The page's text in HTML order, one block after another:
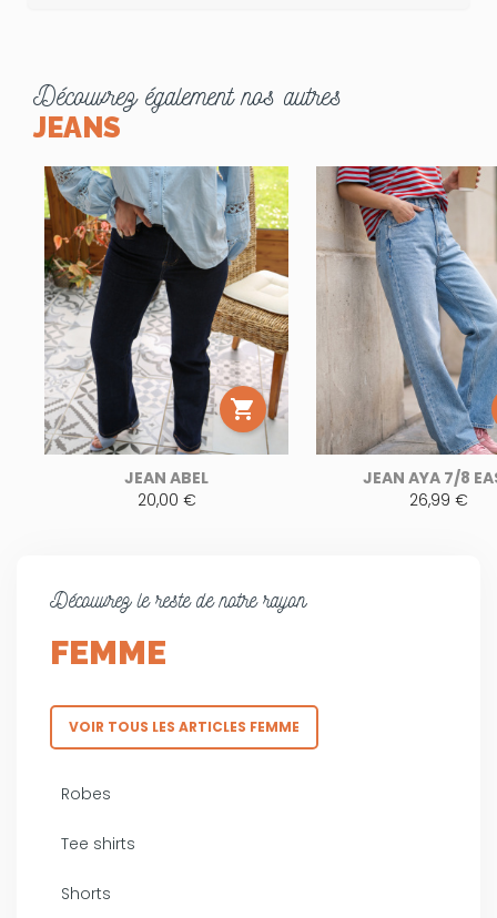
Découvrez également nos autres
JEANS

JEAN ABEL
20,00 €
JEAN AYA 7/8
26,99 €
Découvrez le reste de notre rayon
FEMME
VOIR TOUS LES ARTICLES FEMME
Robes
Tee shirts
Shorts